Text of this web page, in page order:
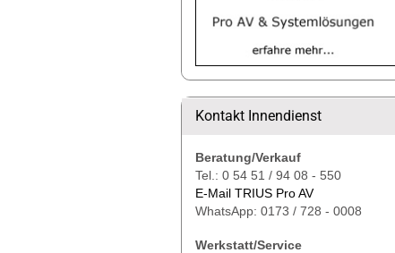
Kontakt Innendienst
Beratung/Verkauf
Tel.: 0 54 51 / 94 08 - 550
E-Mail TRIUS Pro AV
WhatsApp: 0173 / 728 - 0008
Werkstatt/Service